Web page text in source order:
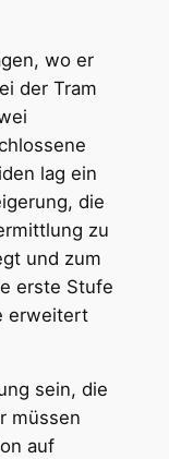
wo er
der Tram
lag ein
die
zu
und zum
erste Stufe
erweitert
sein, die
müssen
auf